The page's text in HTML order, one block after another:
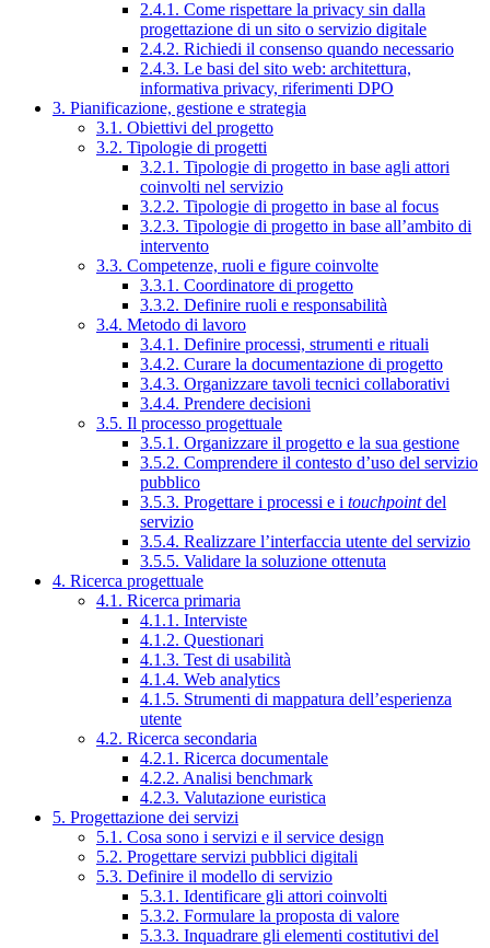
2.4.1. Come rispettare la privacy sin dalla
progettazione di un sito o servizio digitale
2.4.2. Richiedi il consenso quando necessario
2.4.3. Le basi del sito web: architettura,
informativa privacy, riferimenti DPO
3. Pianificazione, gestione e strategia
3.1. Obiettivi del progetto
3.2. Tipologie di progetti
3.2.1. Tipologie di progetto in base agli attori
coinvolti nel servizio
3.2.2. Tipologie di progetto in base al focus
3.2.3. Tipologie di progetto in base all’ambito di
intervento
3.3. Competenze, ruoli e figure coinvolte
3.3.1. Coordinatore di progetto
3.3.2. Definire ruoli e responsabilità
3.4. Metodo di lavoro
3.4.1. Definire processi, strumenti e rituali
3.4.2. Curare la documentazione di progetto
3.4.3. Organizzare tavoli tecnici collaborativi
3.4.4. Prendere decisioni
3.5. Il processo progettuale
3.5.1. Organizzare il progetto e la sua gestione
3.5.2. Comprendere il contesto d’uso del servizio
pubblico
3.5.3. Progettare i processi e i touchpointdel
servizio
3.5.4. Realizzare l’interfaccia utente del servizio
3.5.5. Validare la soluzione ottenuta
4. Ricerca progettuale
4.1. Ricerca primaria
4.1.1. Interviste
4.1.2. Questionari
4.1.3. Test di usabilità
4.1.4. Web analytics
4.1.5. Strumenti di mappatura dell’esperienza
utente
4.2. Ricerca secondaria
4.2.1. Ricerca documentale
4.2.2. Analisi benchmark
4.2.3. Valutazione euristica
5. Progettazione dei servizi
5.1. Cosa sono i servizi e il service design
5.2. Progettare servizi pubblici digitali
5.3. Definire il modello di servizio
5.3.1. Identificare gli attori coinvolti
5.3.2. Formulare la proposta di valore
5.3.3. Inquadrare gli elementi costitutivi del